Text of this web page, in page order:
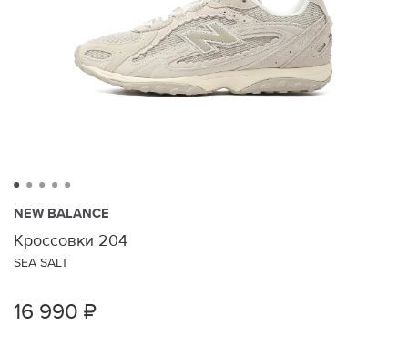
NEW BALANCE
Кроссовки 204
SEA SALT
16 990 ₽